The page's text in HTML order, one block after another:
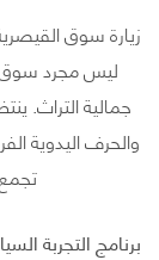
زيارة سوق
ليس مجرد
جمالية التراث.
والحرف اليدوية
برنامج التجربة